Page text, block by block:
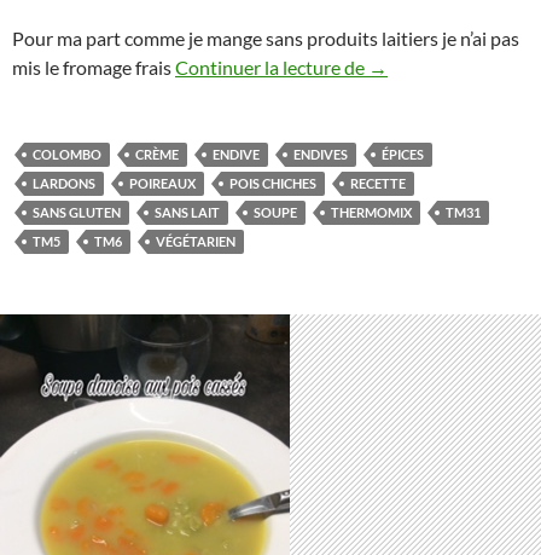
Pour ma part comme je mange sans produits laitiers je n’ai pas
mis le fromage fraisContinuer la lecture de Crème d’endives
→
COLOMBO CRÈME ENDIVE ENDIVES
ÉPICES
LARDONS
POIREAUX POIS CHICHES
RECETTE
SANS GLUTEN
SANS LAIT SOUPE THERMOMIX
TM31
TM5
TM6 VÉGÉTARIEN